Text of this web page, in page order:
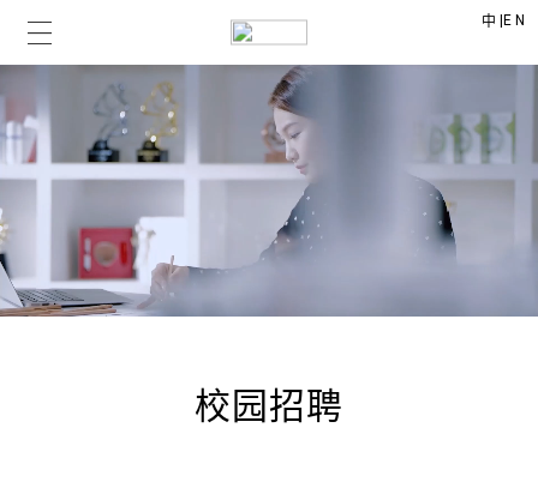
中 |EN
校园招聘